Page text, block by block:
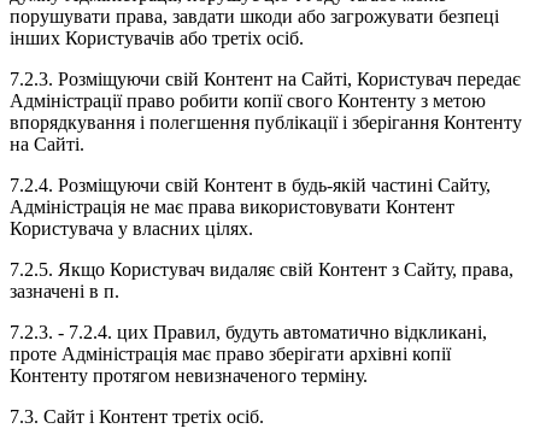
порушувати права, завдати шкоди або загрожувати безпеці
інших Користувачів або третіх осіб.
7.2.3. Розміщуючи свій Контент на Сайті, Користувач передає
Адміністрації право робити копії свого Контенту з метою
впорядкування і полегшення публікації і зберігання Контенту
на Сайті.
7.2.4. Розміщуючи свій Контент в будь-якій частині Сайту,
Адміністрація не має права використовувати Контент
Користувача у власних цілях.
7.2.5. Якщо Користувач видаляє свій Контент з Сайту, права,
зазначені в п.
7.2.3. - 7.2.4. цих Правил, будуть автоматично відкликані,
проте Адміністрація має право зберігати архівні копії
Контенту протягом невизначеного терміну.
7.3. Сайт і Контент третіх осіб.